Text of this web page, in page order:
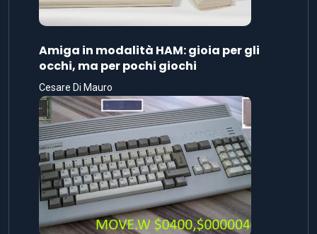
Amiga in modalità HAM: gioia per gli
occhi, ma per pochi giochi
Cesare Di Mauro